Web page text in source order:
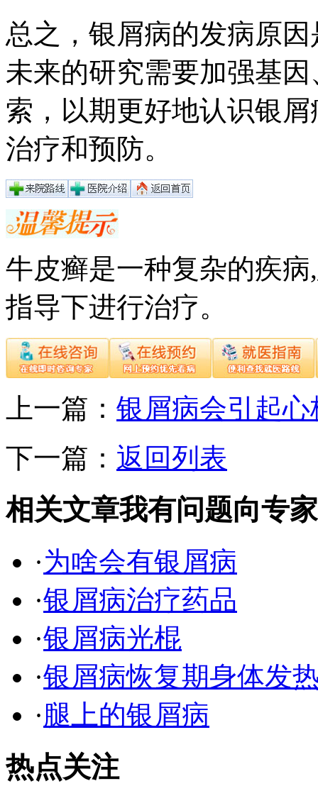
总之，银屑病的发病原
未来的研究需要加强基
索，以期更好地认识银
治疗和预防。
牛皮癣是一种复杂的疾
指导下进行治疗。
上一篇： 银屑病会引起心
下一篇： 返回列表
相关文章我有问题向专
·为啥会有银屑病
·银屑病治疗药品
·银屑病光棍
·银屑病恢复期身体发
·腿上的银屑病
热点关注